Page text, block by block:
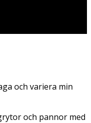
och variera min
och pannor med